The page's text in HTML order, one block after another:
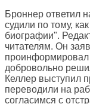
Броннер ответил
судили по тому,
биографии".
читателям. Он
проинформировал
добровольно
Келлер выступил
переводили на
согласимся с